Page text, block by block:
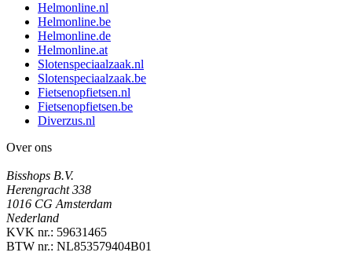
Helmonline.nl
Helmonline.be
Helmonline.de
Helmonline.at
Slotenspeciaalzaak.nl
Slotenspeciaalzaak.be
Fietsenopfietsen.nl
Fietsenopfietsen.be
Diverzus.nl
Over ons
Bisshops B.V.
Herengracht 338
1016 CG Amsterdam
Nederland
KVK nr.: 59631465
BTW nr.: NL853579404B01